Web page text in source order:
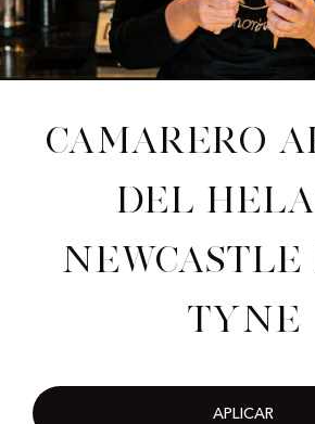
Camarero
del
Newcastle
Tyne
APLICAR